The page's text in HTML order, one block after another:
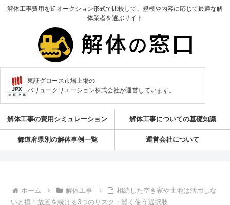
解体工事費用を逆オークション形式で比較して、規模や内容に応じて最適な解
体業者を選ぶサイト
東証グロース市場上場の
バリュークリエーション株式会社が運営しています。
解体工事の費用シミュレーション 解体工事についての基礎知識
都道府県別の解体事例一覧 運営会社について
ホーム 解体工事
相続した空き家や土地は活用しな
いと損！放置を続ける3つのリスク・賢く使う選択肢